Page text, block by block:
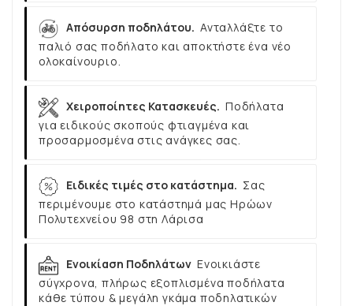
Απόσυρση ποδηλάτου. Ανταλλάξτε το
παλιό σας ποδήλατο και αποκτήστε ένα νέο
ολοκαίνουριο.
Χειροποίητες Κατασκευές. Ποδήλατα
για ειδικούς σκοπούς φτιαγμένα και
προσαρμοσμένα στις ανάγκες σας.
Ειδικές τιμές στο κατάστημα. Σας
περιμένουμε στο κατάστημά μας Ηρώων
Πολυτεχνείου 98 στη Λάρισα
Ενοικίαση Ποδηλάτων Ενοικιάστε
σύγχρονα, πλήρως εξοπλισμένα ποδήλατα
κάθε τύπου & μεγάλη γκάμα ποδηλατικών